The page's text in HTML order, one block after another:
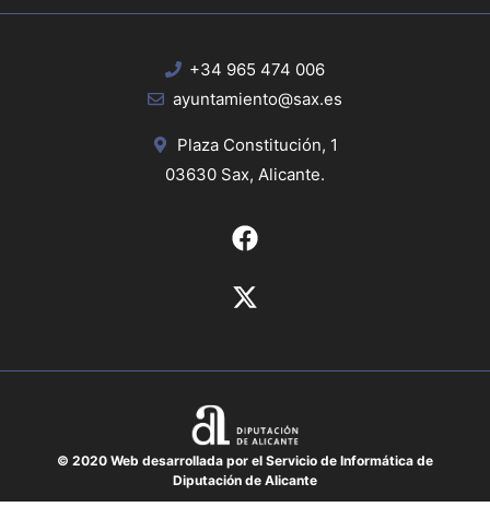
+34 965 474 006
ayuntamiento@sax.es
Plaza Constitución, 1
03630 Sax, Alicante.
© 2020 Web desarrollada por el Servicio de Informática de
Diputación de Alicante